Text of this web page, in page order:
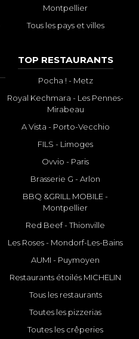
Montpellier
Tous les pays et villes
TOP RESTAURANTS
Pocha ! - Metz
Royal Kechmara - Les Pennes-
Mirabeau
A Vista - Porto-Vecchio
FILS - Limoges
Ovvio - Paris
Brasserie G - Arlon
BBQ &GRILL MOBILE -
Montpellier
Red Beef - Thionville
Les Roses - Mondorf-Les-Bains
AUMI - Puymoyen
Restaurants étoilés MICHELIN
Tous les restaurants
Toutes les pizzerias
Toutes les crêperies